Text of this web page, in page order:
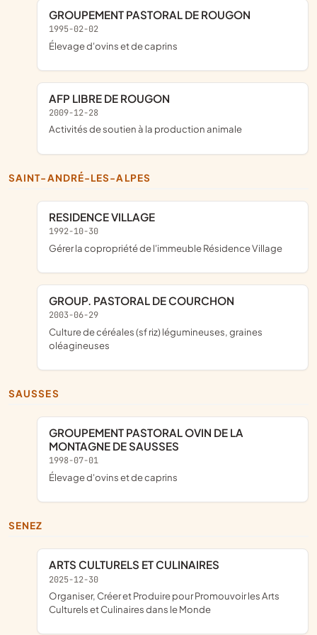
GROUPEMENT PASTORAL DE ROUGON
1995-02-02
Élevage d'ovins et de caprins
AFP LIBRE DE ROUGON
2009-12-28
Activités de soutien à la production animale
SAINT-ANDRÉ-LES-ALPES
RESIDENCE VILLAGE
1992-10-30
gérer la copropriété de l'immeuble Résidence Village
GROUP. PASTORAL DE COURCHON
2003-06-29
Culture de céréales (sf riz) légumineuses, graines
oléagineuses
SAUSSES
GROUPEMENT PASTORAL OVIN DE LA
MONTAGNE DE SAUSSES
1998-07-01
Élevage d'ovins et de caprins
SENEZ
ARTS CULTURELS ET CULINAIRES
2025-12-30
organiser, Créer et Produire pour Promouvoir les Arts
Culturels et Culinaires dans le Monde